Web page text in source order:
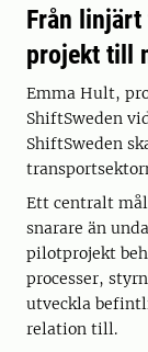
Från
projekt till
Emma Hult,
ShiftSweden
ShiftSweden
Ett centralt
snarare än
pilotprojekt
processer,
utveckla
relation till.